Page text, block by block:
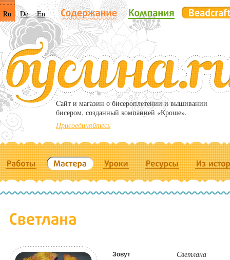
Ru De En
Cайт и магазин о бисероплетении и вышивании
бисером, созданный компанией «Кроше».
Присоединяйтесь
Зовут Светлана